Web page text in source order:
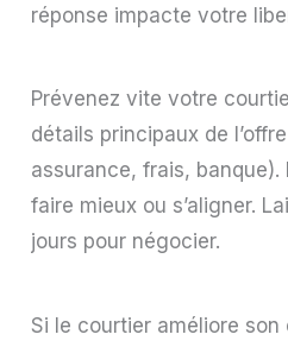
réponse impacte votre
Prévenez vite votre
détails principaux de
assurance, frais, banque).
faire mieux ou s’aligner.
jours pour négocier.
Si le courtier améliore son